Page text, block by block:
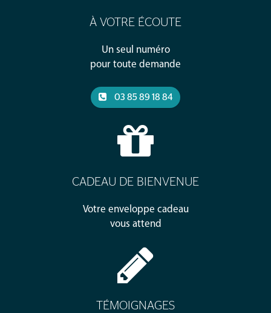
À VOTRE ÉCOUTE
Un seul numéro
pour toute demande
03 85 89 18 84
CADEAU DE BIENVENUE
Votre enveloppe cadeau
vous attend
TÉMOIGNAGES